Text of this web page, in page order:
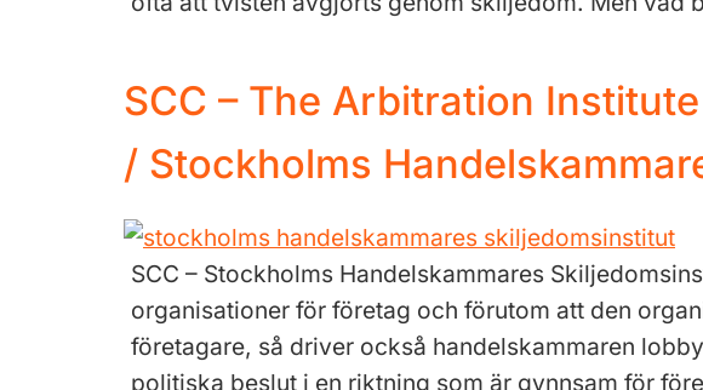
SCC – The Arbitration
/ Stockholms
SCC – Stockholms Handelskammares
organisationer för företag och förutom att den
företagare, så driver också handelskammaren
politiska beslut i en riktning som är gynnsam för